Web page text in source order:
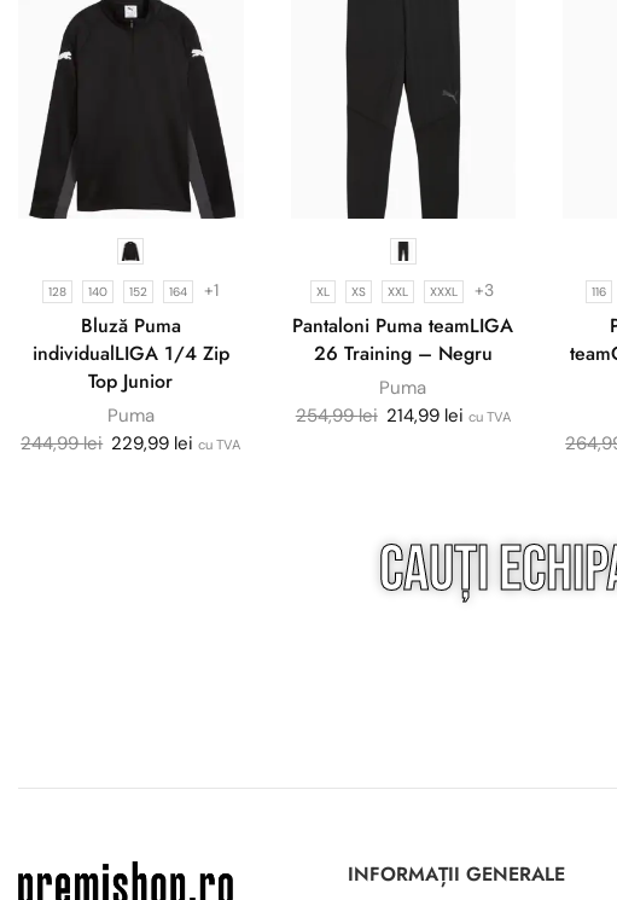
128 140 152 164 +1
Bluză Puma
individualLIGA 1/4 Zip
Top Junior
Puma
244,99lei 229,99 lei cu TVA
XL XS XXL XXXL +3
Pantaloni Puma teamLIGA
26 Training – Negru
Puma
254,99lei 214,99 lei cu TVA
116
Cauți
INFORMAȚII GENERALE